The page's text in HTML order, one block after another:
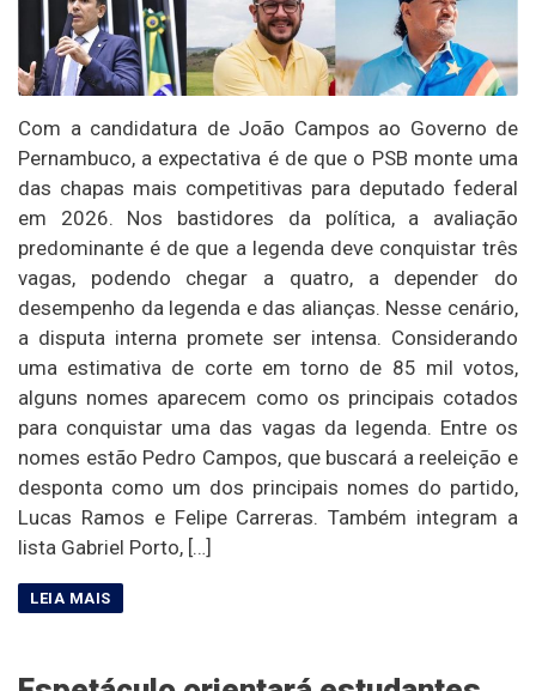
Com a candidatura de João Campos ao Governo de
Pernambuco, a expectativa é de que o PSB monte uma
das chapas mais competitivas para deputado federal
em 2026. Nos bastidores da política, a avaliação
predominante é de que a legenda deve conquistar três
vagas, podendo chegar a quatro, a depender do
desempenho da legenda e das alianças. Nesse cenário,
a disputa interna promete ser intensa. Considerando
uma estimativa de corte em torno de 85 mil votos,
alguns nomes aparecem como os principais cotados
para conquistar uma das vagas da legenda. Entre os
nomes estão Pedro Campos, que buscará a reeleição e
desponta como um dos principais nomes do partido,
Lucas Ramos e Felipe Carreras. Também integram a
lista Gabriel Porto, […]